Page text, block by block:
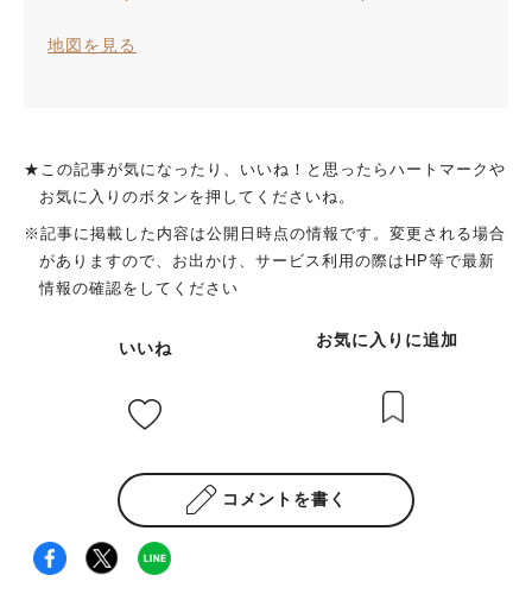
地図を見る
★この記事が気になったり、いいね！と思ったらハートマークや
お気に入りのボタンを押してくださいね。
※記事に掲載した内容は公開日時点の情報です。変更される場合
がありますので、お出かけ、サービス利用の際はHP等で最新
情報の確認をしてください
いいね お気に入りに追加
コメントを書く